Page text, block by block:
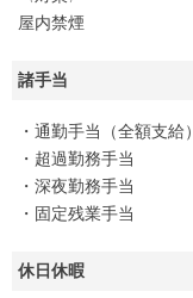
屋内禁煙
諸手当
・通勤手当（全額支給）
・超過勤務手当
・深夜勤務手当
・固定残業手当
休日休暇